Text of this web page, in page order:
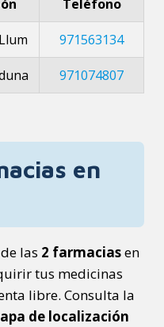
Teléfono
971563134
971074807
en
las 2 farmaciasen
tus medicinas
libre. Consulta la
de localización